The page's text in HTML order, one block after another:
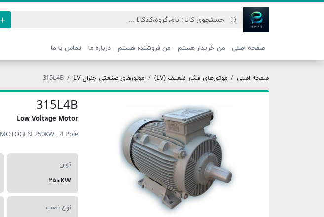
صفحه اصلی من خریدار هستم من فروشنده هستم درباره ما تماس با ما
صفحه اصلی موتورهای فشار ضعیف (LV) موتورهای صنعتی جنرال LV 315L4B
315L4B
Low Voltage Motor
MOTOGEN 250KW , 4 Pole
توان
۲۵۰KW
نوع نصب